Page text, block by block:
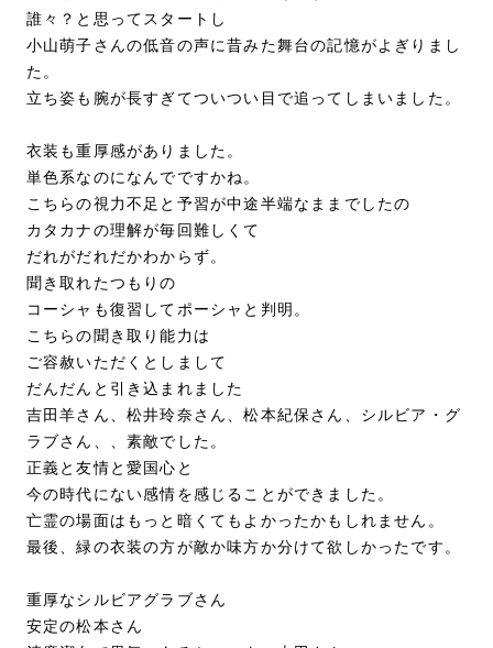
誰々？と思ってスタートし
小山萌子さんの低音の声に昔みた舞台の記憶がよぎりまし
た。
立ち姿も腕が長すぎてついつい目で追ってしまいました。
衣装も重厚感がありました。
単色系なのになんでですかね。
こちらの視力不足と予習が中途半端なままでしたの
カタカナの理解が毎回難しくて
だれがだれだかわからず。
聞き取れたつもりの
コーシャも復習してポーシャと判明。
こちらの聞き取り能力は
ご容赦いただくとしまして
だんだんと引き込まれました
吉田羊さん、松井玲奈さん、松本紀保さん、シルビア・グ
ラブさん、、素敵でした。
正義と友情と愛国心と
今の時代にない感情を感じることができました。
亡霊の場面はもっと暗くてもよかったかもしれません。
最後、緑の衣装の方が敵か味方か分けて欲しかったです。
重厚なシルビアグラブさん
安定の松本さん